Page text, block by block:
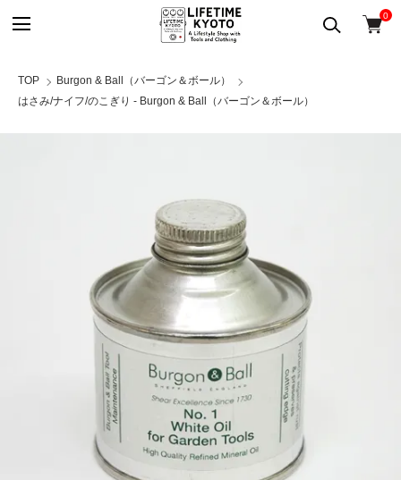
0
TOP
Burgon & Ball（バーゴン＆ボール）
はさみ/ナイフ/のこぎり - Burgon & Ball（バーゴン＆ボール）